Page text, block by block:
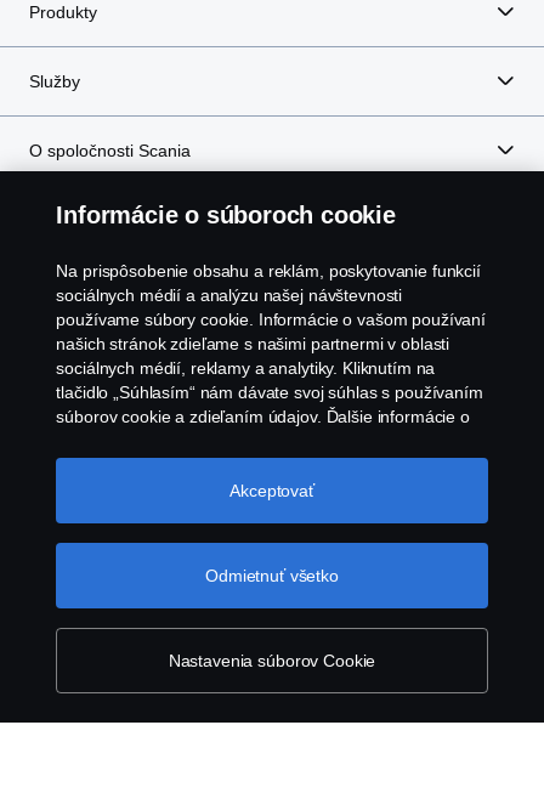
Produkty
Služby
O spoločnosti Scania
Právne oznámenie
Všeobecné zmluvné podmienky
Oznámenie porušenia predpisov
Informácie o súboroch cookie
Na prispôsobenie obsahu a reklám, poskytovanie funkcií
sociálnych médií a analýzu našej návštevnosti
používame súbory cookie. Informácie o vašom používaní
našich stránok zdieľame s našimi partnermi v oblasti
sociálnych médií, reklamy a analytiky. Kliknutím na
tlačidlo „Súhlasím“ nám dávate svoj súhlas s používaním
súborov cookie a zdieľaním údajov. Ďalšie informácie o
o súboroch cookie, ktorú nájdete kliknutím na odkaz za
týmto textom. Svoje súbory cookie môžete spravovať tiež
Nastavenia súborov Cookie
Odmietnuť všetko
Akceptovať